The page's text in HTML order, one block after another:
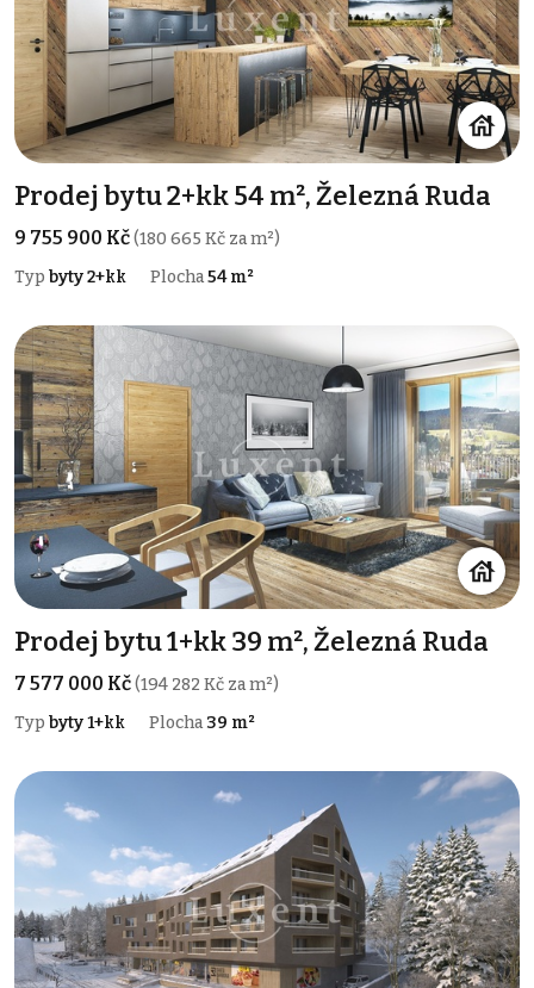
Prodej bytu 2+kk 54 m², Železná Ruda
9 755 900 Kč(180 665 Kč za m²)
Typ byty 2+kk Plocha54 m²
Prodej bytu 1+kk 39 m², Železná Ruda
7 577 000 Kč(194 282 Kč za m²)
Typ byty 1+kk Plocha 39 m²